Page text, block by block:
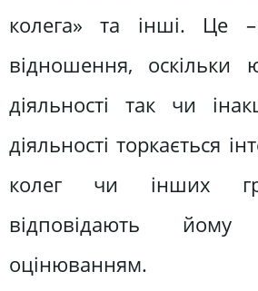
колега» та інші. Це –
відношення, оскільки
діяльності так чи
діяльності торкається
колег чи інших
відповідають
оцінюванням.